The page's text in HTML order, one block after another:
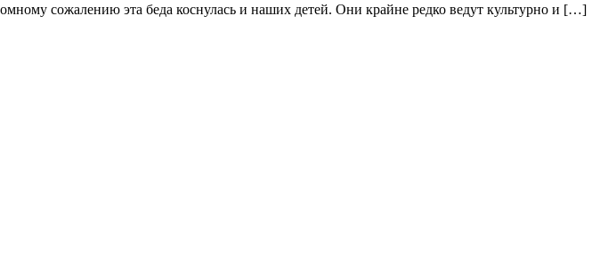
сожалению эта беда коснулась и наших детей. Они крайне редко ведут культурно и […]